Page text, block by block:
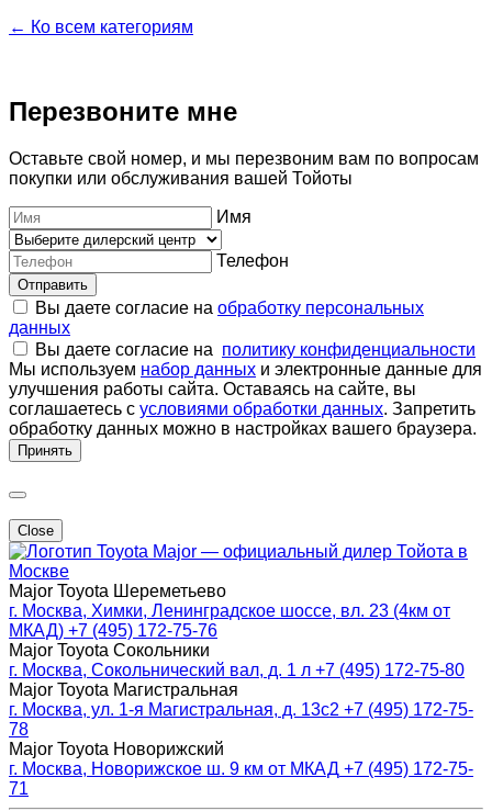
← Ко всем категориям
Перезвоните мне
Оставьте свой номер, и мы перезвоним вам по вопросам
покупки или обслуживания вашей Тойоты
Имя
Телефон
Отправить
Вы даете согласие на обработку персональных
данных
Вы даете согласие на политику конфиденциальности
Мы используем набор данных и электронные данные для
улучшения работы сайта. Оставаясь на сайте, вы
соглашаетесь с условиями обработки данных. Запретить
обработку данных можно в настройках вашего браузера.
Принять
Close
Major — официальный дилер Тойота в
Москве
Major Toyota Шереметьево
г. Москва, Химки, Ленинградское шоссе, вл. 23 (4км от
МКАД) +7 (495) 172-75-76
Major Toyota Сокольники
г. Москва, Сокольнический вал, д. 1 л +7 (495) 172-75-80
Major Toyota Магистральная
г. Москва, ул. 1-я Магистральная, д. 13с2 +7 (495) 172-75-
78
Major Toyota Новорижский
г. Москва, Новорижское ш. 9 км от МКАД +7 (495) 172-75-
71